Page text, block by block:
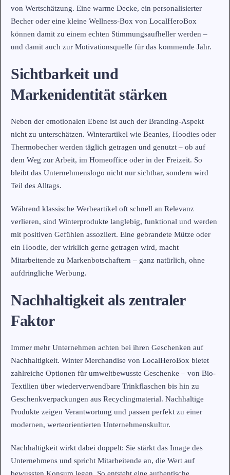
von Wertschätzung. Eine warme Decke, ein personalisierter
Becher oder eine kleine Wellness-Box von LocalHeroBox
können damit zu einem echten Stimmungsaufheller werden –
und damit auch zur Motivationsquelle für das kommende Jahr.
Sichtbarkeit und
Markenidentität stärken
Neben der emotionalen Ebene ist auch der Branding-Aspekt
nicht zu unterschätzen. Winterartikel wie Beanies, Hoodies oder
Thermobecher werden täglich getragen und genutzt – ob auf
dem Weg zur Arbeit, im Homeoffice oder in der Freizeit. So
bleibt das Unternehmenslogo nicht nur sichtbar, sondern wird
Teil des Alltags.
Während klassische Werbeartikel oft schnell an Relevanz
verlieren, sind Winterprodukte langlebig, funktional und werden
mit positiven Gefühlen assoziiert. Eine gebrandete Mütze oder
ein Hoodie, der wirklich gerne getragen wird, macht
Mitarbeitende zu Markenbotschaftern – ganz natürlich, ohne
aufdringliche Werbung.
Nachhaltigkeit als zentraler
Faktor
Immer mehr Unternehmen achten bei ihren Geschenken auf
Nachhaltigkeit. Winter Merchandise von LocalHeroBox bietet
zahlreiche Optionen für umweltbewusste Geschenke – von Bio-
Textilien über wiederverwendbare Trinkflaschen bis hin zu
Geschenkverpackungen aus Recyclingmaterial. Nachhaltige
Produkte zeigen Verantwortung und passen perfekt zu einer
modernen, werteorientierten Unternehmenskultur.
Nachhaltigkeit wirkt dabei doppelt: Sie stärkt das Image des
Unternehmens und spricht Mitarbeitende an, die Wert auf